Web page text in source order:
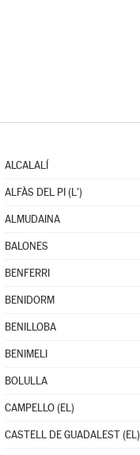
ALCALALÍ
ALFÀS DEL PI (L')
ALMUDAINA
BALONES
BENFERRI
BENIDORM
BENILLOBA
BENIMELI
BOLULLA
CAMPELLO (EL)
CASTELL DE GUADALEST (EL)